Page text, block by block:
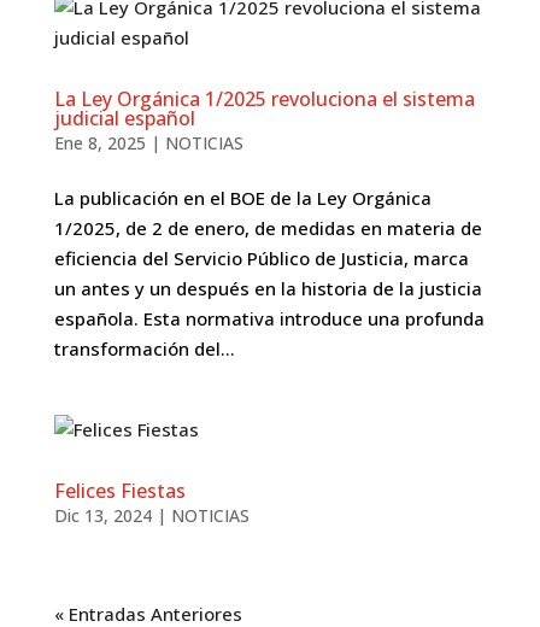
La Ley Orgánica 1/2025 revoluciona el sistema
judicial español
Ene 8, 2025 | NOTICIAS
La publicación en el BOE de la Ley Orgánica
1/2025, de 2 de enero, de medidas en materia de
eficiencia del Servicio Público de Justicia, marca
un antes y un después en la historia de la justicia
española. Esta normativa introduce una profunda
transformación del...
Felices Fiestas
Dic 13, 2024| NOTICIAS
« Entradas Anteriores